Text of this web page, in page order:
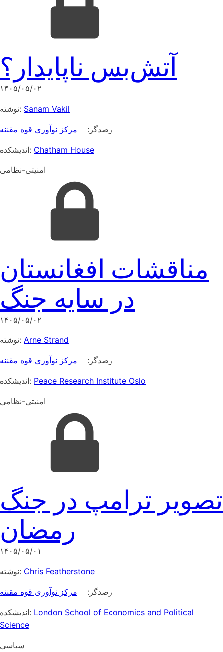
آتش‌بس ناپایدار؟
۱۴۰۵/۰۵/۰۲
نوشته: Sanam Vakil
رصدگر: مرکز نوآوری قوه مقننه
اندیشکده: Chatham House
امنیتی-نظامی
مناقشات افغانستان
در سایه جنگ
۱۴۰۵/۰۵/۰۲
نوشته: Arne Strand
رصدگر: مرکز نوآوری قوه مقننه
اندیشکده: Peace Research Institute Oslo
امنیتی-نظامی
تصویر ترامپ در جنگ
رمضان
۱۴۰۵/۰۵/۰۱
نوشته: Chris Featherstone
رصدگر: مرکز نوآوری قوه مقننه
اندیشکده: London School of Economics and Political
Science
سیاسی